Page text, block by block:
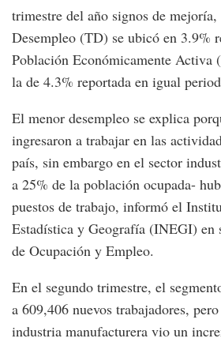
trimestre del año signos de mejoría,
Desempleo (TD) se ubicó en 3.9%
Población Económicamente Activa
la de 4.3% reportada en igual
El menor desempleo se explica
ingresaron a trabajar en las
país, sin embargo en el sector
a 25% de la población ocupada-
puestos de trabajo, informó el
Estadística y Geografía (INEGI) en
de Ocupación y Empleo.
En el segundo trimestre, el
a 609,406 nuevos trabajadores,
industria manufacturera vio un